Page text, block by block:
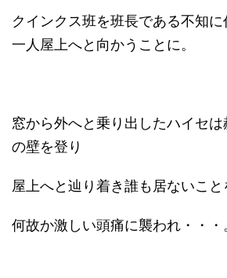
クインクス班を班長である不知
一人屋上へと向かうことに。
窓から外へと乗り出したハイセ
の壁を登り
屋上へと辿り着き誰も居ないこ
何故か激しい頭痛に襲われ・・・